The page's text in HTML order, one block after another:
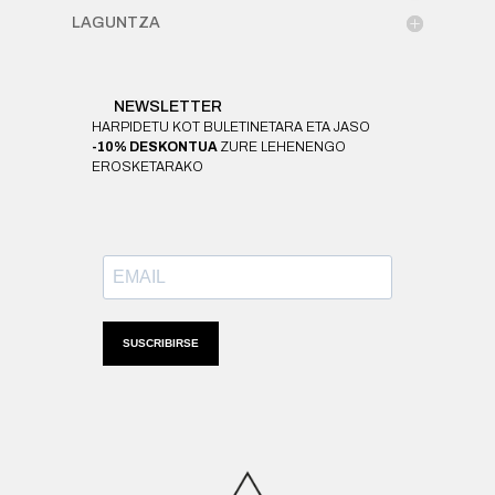
LAGUNTZA
NEWSLETTER
HARPIDETU KOT BULETINETARA ETA JASO
-10% DESKONTUA ZURE LEHENENGO
EROSKETARAKO
SUSCRIBIRSE